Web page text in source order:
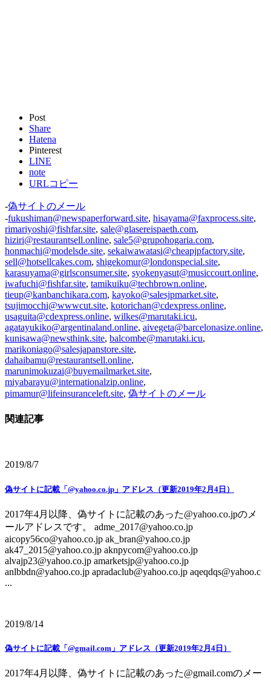
Post
Share
Hatena
Pinterest
LINE
note
URLコピー
-偽サイトのメール
-fukushiman@newspaperforward.site, hisayama@faxprocess.site,
rimariyoshi@fishfar.site, sale@glasereispaeth.com,
hiziri@restaurantsell.online, sale5@grupohogaria.com,
honmachi@modelsde.site, sekaiwawatasi@cheapjpfactory.site,
sell@hotsellcakes.com, shigekomur@londonspecial.site,
karasuyama@girlsconsumer.site, syokenyasut@musiccourt.online,
iwafuchi@fishfar.site, tamikuiku@techbrown.online,
tieup@kanbanchikara.com, kayoko@salesjpmarket.site,
tsujimocchi@wwwcut.site, kotorichan@cdexpress.online,
usaguita@cdexpress.online, wilkes@marutaki.icu,
agatayukiko@argentinaland.online, aivegeta@barcelonasize.online,
kunisawa@newsthink.site, balcombe@marutaki.icu,
marikoniago@salesjapanstore.site,
dahaibamu@restaurantsell.online,
marunimokuzai@buyemailmarket.site,
miyabarayu@internationalzip.online,
pimamur@lifeinsuranceleft.site, 偽サイトのメール
関連記事
2019/8/7
偽サイトに記載「@yahoo.co.jp」アドレス（更新2019年2月4日）
2017年4月以降、偽サイトに記載のあった@yahoo.co.jpのメ
ールアドレスです。 adme_2017@yahoo.co.jp
aicopy56co@yahoo.co.jp ak_bran@yahoo.co.jp
ak47_2015@yahoo.co.jp aknpycom@yahoo.co.jp
alvajp23@yahoo.co.jp amarketsjp@yahoo.co.jp
anlbbdn@yahoo.co.jp apradaclub@yahoo.co.jp aqeqdqs@yahoo.c
...
2019/8/14
偽サイトに記載「@gmail.com」アドレス（更新2019年2月4日）
2017年4月以降、偽サイトに記載のあった@gmail.comのメー